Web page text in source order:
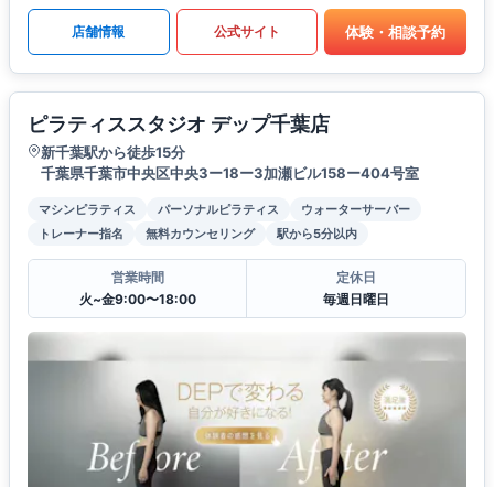
店舗情報 公式サイト 体験・相談予約
ピラティススタジオ デップ千葉店
新千葉駅から徒歩15分
千葉県千葉市中央区中央3ー18ー3加瀬ビル158ー404号室
マシンピラティス パーソナルピラティス
ウォーターサーバー
トレーナー指名
無料カウンセリング 駅から5分以内
営業時間
火~金9:00〜18:00
定休日
毎週日曜日